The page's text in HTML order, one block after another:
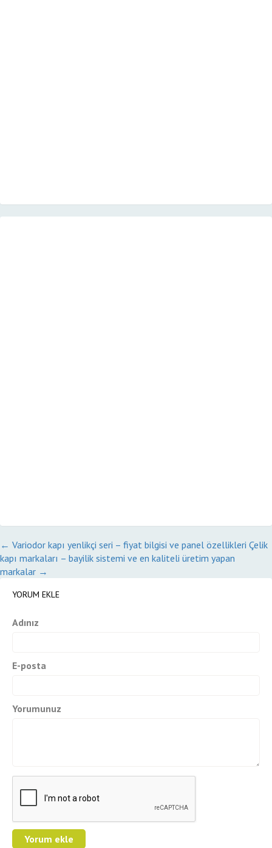
← Variodor kapı yenlikçi seri – fiyat bilgisi ve panel özellikleri Çelik
kapı markaları – bayilik sistemi ve en kaliteli üretim yapan
markalar →
YORUM EKLE
Adınız
E-posta
Yorumunuz